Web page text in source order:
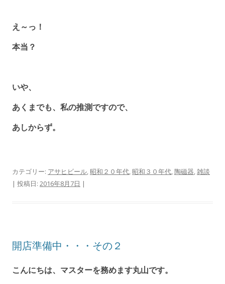
え～っ！
本当？
いや、
あくまでも、私の推測ですので、
あしからず。
カテゴリー: アサヒビール, 昭和２０年代, 昭和３０年代,陶磁器,雑談
| 投稿日: 2016年8月7日 |
開店準備中・・・その２
こんにちは、マスターを務めます丸山です。